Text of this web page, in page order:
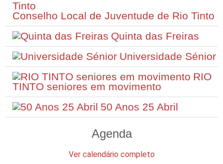
Conselho Local de Juventude de Rio Tinto
Quinta das Freiras
Universidade Sénior
RIO
TINTO seniores em movimento
50 Anos 25 Abril
Agenda
Ver calendário completo